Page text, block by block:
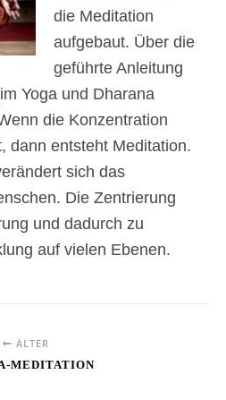
die Meditation
aufgebaut. Über die
geführte Anleitung
Yoga und Dharana
die Konzentration
dann entsteht Meditation.
sich das
Die Zentrierung
und dadurch zu
auf vielen Ebenen.
ÄLTER
MEDITATION